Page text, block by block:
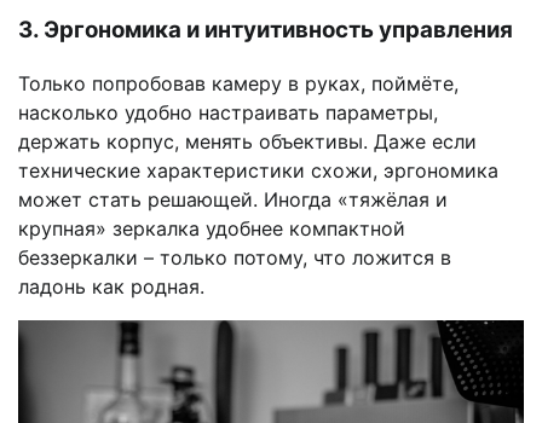
3. Эргономика и интуитивность управления
Только попробовав камеру в руках, поймёте,
насколько удобно настраивать параметры,
держать корпус, менять объективы. Даже если
технические характеристики схожи, эргономика
может стать решающей. Иногда «тяжёлая и
крупная» зеркалка удобнее компактной
беззеркалки – только потому, что ложится в
ладонь как родная.